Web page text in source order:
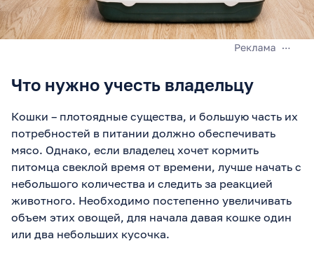
Что нужно учесть владельцу
Кошки – плотоядные существа, и большую часть их
потребностей в питании должно обеспечивать
мясо. Однако, если владелец хочет кормить
питомца свеклой время от времени, лучше начать с
небольшого количества и следить за реакцией
животного. Необходимо постепенно увеличивать
объем этих овощей, для начала давая кошке один
или два небольших кусочка.